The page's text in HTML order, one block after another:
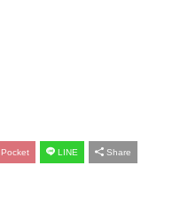
Pocket LINE Share